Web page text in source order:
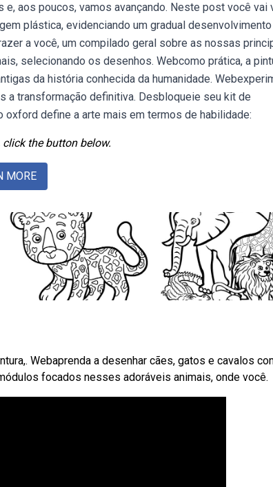
aos poucos, vamos avançando. Neste post você vai
plástica, evidenciando um gradual desenvolvimento
a você, um compilado geral sobre as nossas
selecionando os desenhos. Webcomo prática, a
da história conhecida da humanidade.
a transformação definitiva. Desbloqueie seu kit de
define a arte mais em termos de habilidade:
the button below.
MORE
Webaprenda a desenhar cães, gatos e cavalos
focados nesses adoráveis animais, onde você.